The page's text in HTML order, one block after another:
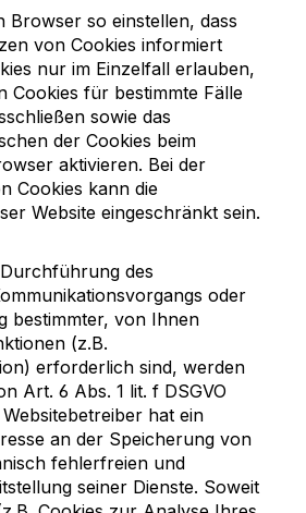
Browser so einstellen, dass
von Cookies informiert
nur im Einzelfall erlauben,
Cookies für bestimmte Fälle
sowie das
der Cookies beim
aktivieren. Bei der
Cookies kann die
Website eingeschränkt sein.
des
oder
bestimmter, von Ihnen
(z.B.
erforderlich sind, werden
Art. 6 Abs. 1 lit. f DSGVO
hat ein
an der Speicherung von
fehlerfreien und
seiner Dienste. Soweit